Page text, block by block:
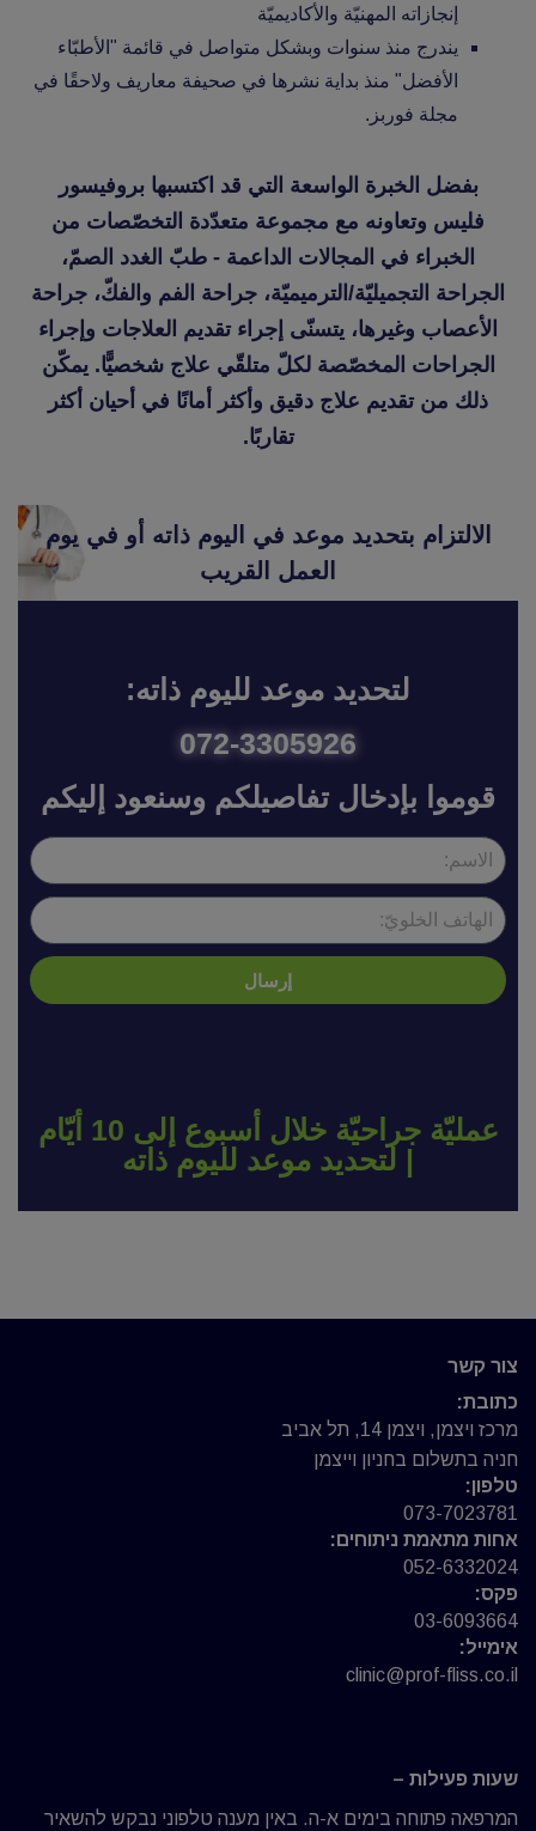
إنجازاته المهنيّة والأكاديميّة
يندرج منذ سنوات وبشكل متواصل في قائمة "الأطبّاء
الأفضل" منذ بداية نشرها في صحيفة معاريف ولاحقًا في
مجلة فوربز.
بفضل الخبرة الواسعة التي قد اكتسبها بروفيسور
فليس وتعاونه مع مجموعة متعدّدة التخصّصات من
الخبراء في المجالات الداعمة - طبّ الغدد الصمّ،
الجراحة التجميليّة/الترميميّة، جراحة الفم والفكّ، جراحة
الأعصاب وغيرها، يتسنّى إجراء تقديم العلاجات وإجراء
الجراحات المخصّصة لكلّ متلقّي علاج شخصيًّا. يمكّن
ذلك من تقديم علاج دقيق وأكثر أمانًا في أحيان أكثر
تقاربًا.
الالتزام بتحديد موعد في اليوم ذاته أو في يوم
العمل القريب
لتحديد موعد لليوم ذاته:
072-3305926
قوموا بإدخال تفاصيلكم وسنعود إليكم
إرسال
عمليّة جراحيّة خلال أسبوع إلى 10 أيّام
| لتحديد موعد لليوم ذاته
צור קשר
כתובת:
מרכז ויצמן, ויצמן 14, תל אביב
חניה בתשלום בחניון וייצמן
טלפון:
073-7023781
אחות מתאמת ניתוחים:
052-6332024
פקס:
03-6093664
אימייל:
clinic@prof-fliss.co.il
שעות פעילות –
המרפאה פתוחה בימים א-ה. באין מענה טלפוני נבקש להשאיר